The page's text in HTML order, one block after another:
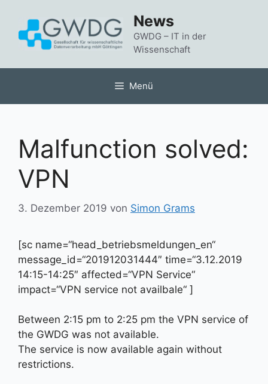
springen
News
GWDG – IT in der
Wissenschaft
Menü
Malfunction solved:
VPN
3. Dezember 2019 von Simon Grams
[sc name=“head_betriebsmeldungen_en“
message_id=“201912031444″ time=“3.12.2019
14:15-14:25″ affected=“VPN Service“
impact=“VPN service not availbale“ ]
Between 2:15 pm to 2:25 pm the VPN service of
the GWDG was not available.
The service is now available again without
restrictions.